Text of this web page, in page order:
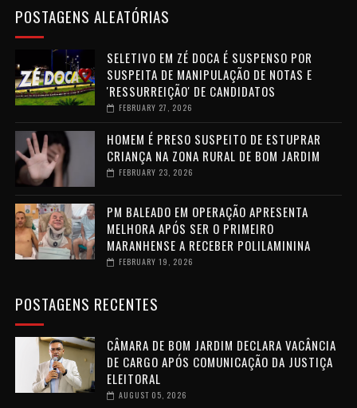
POSTAGENS ALEATÓRIAS
SELETIVO EM ZÉ DOCA É SUSPENSO POR
SUSPEITA DE MANIPULAÇÃO DE NOTAS E
'RESSURREIÇÃO' DE CANDIDATOS
FEBRUARY 27, 2026
HOMEM É PRESO SUSPEITO DE ESTUPRAR
CRIANÇA NA ZONA RURAL DE BOM JARDIM
FEBRUARY 23, 2026
PM BALEADO EM OPERAÇÃO APRESENTA
MELHORA APÓS SER O PRIMEIRO
MARANHENSE A RECEBER POLILAMININA
FEBRUARY 19, 2026
POSTAGENS RECENTES
CÂMARA DE BOM JARDIM DECLARA VACÂNCIA
DE CARGO APÓS COMUNICAÇÃO DA JUSTIÇA
ELEITORAL
AUGUST 05, 2026